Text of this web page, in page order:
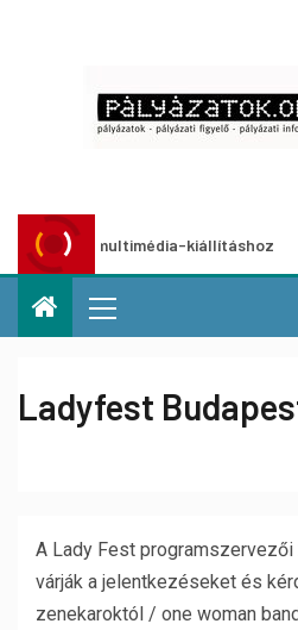
multimédia-kiállításhoz
Ladyfest
A Lady Fest
várják a jelentkezéseket és
zenekaroktól / one woman